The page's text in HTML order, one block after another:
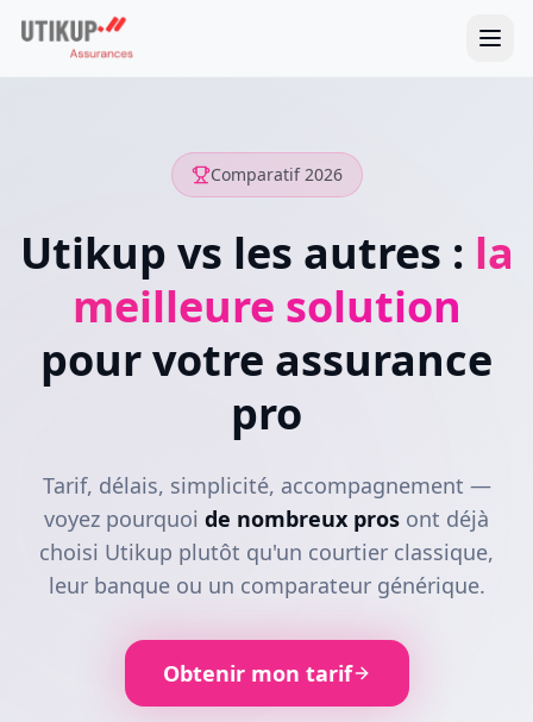
Comparatif 2026
Utikup vs les autres : la
meilleure solution
pour votre assurance
pro
Tarif, délais, simplicité, accompagnement —
voyez pourquoi de nombreux pros ont déjà
choisi Utikup plutôt qu'un courtier classique,
leur banque ou un comparateur générique.
Obtenir mon tarif